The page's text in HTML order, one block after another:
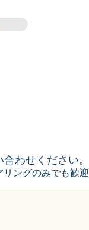
わせください
ングのみでも歓